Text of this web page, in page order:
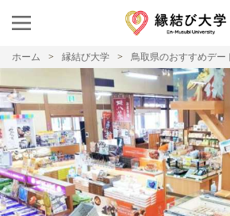
ホーム 縁結び大学 鳥取県のおすすめデー